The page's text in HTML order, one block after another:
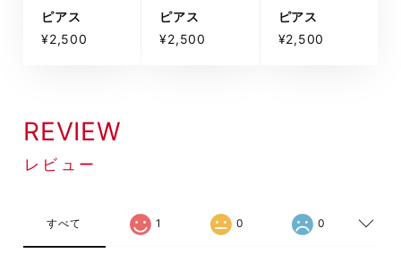
ピアス
¥2,500
ピアス
¥2,500
ピアス
¥2,500
REVIEW
レビュー
すべて 1 0 0